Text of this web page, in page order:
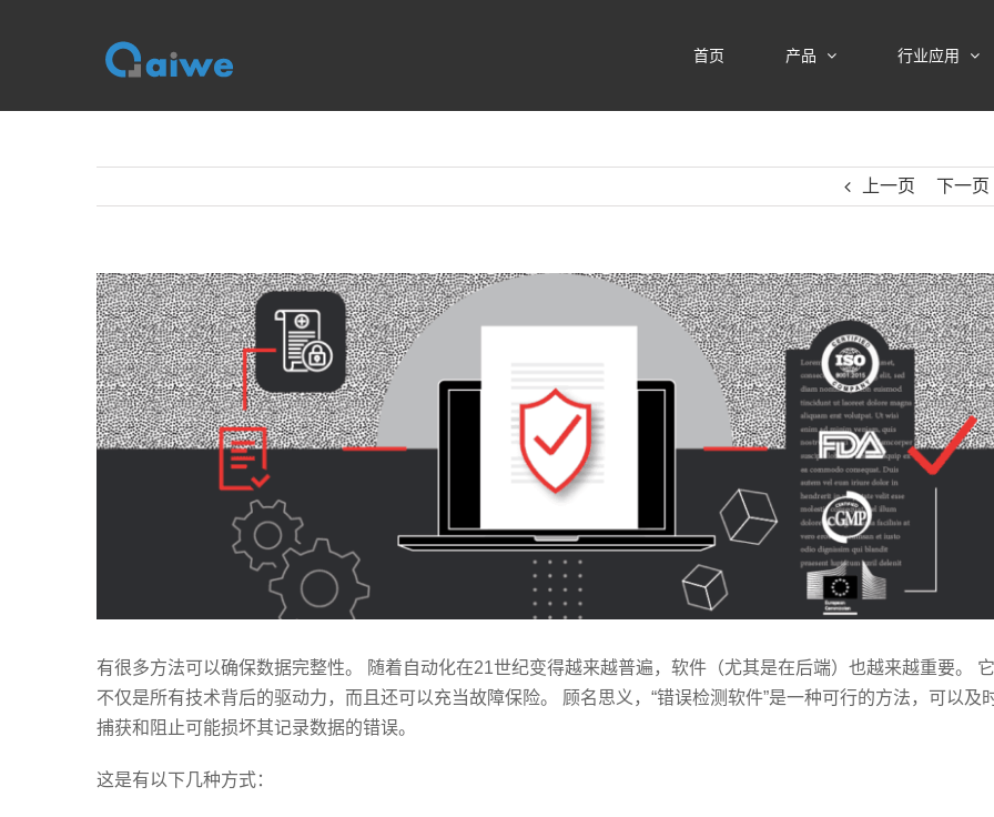
首页 产品 行业应用
上一页 下一页
查
看
大
图
有很多方法可以确保数据完整性。 随着自动化在21世纪变得越来越普遍，软件（尤其是在后端）也越来越重要。 它
不仅是所有技术背后的驱动力，而且还可以充当故障保险。 顾名思义，“错误检测软件”是一种可行的方法，可以及
捕获和阻止可能损坏其记录数据的错误。
这是有以下几种方式：